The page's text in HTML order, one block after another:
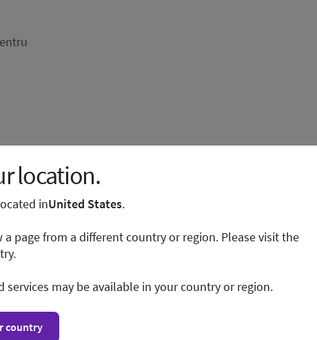
location.
inUnited States.
a page from a different country or region. Please visit the
may be available in your country or region.
country